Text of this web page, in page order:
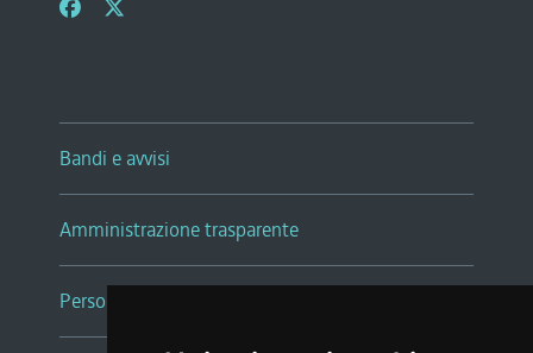
Bandi e avvisi
Amministrazione trasparente
Persone e Uffici